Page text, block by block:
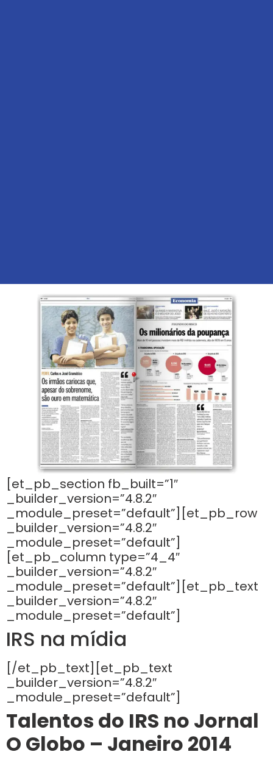
[et_pb_section fb_built=”1″
_builder_version=”4.8.2″
_module_preset=”default”][et_pb_row
_builder_version=”4.8.2″
_module_preset=”default”]
[et_pb_column type=”4_4″
_builder_version=”4.8.2″
_module_preset=”default”][et_pb_text
_builder_version=”4.8.2″
_module_preset=”default”]
IRS na mídia
[/et_pb_text][et_pb_text
_builder_version=”4.8.2″
_module_preset=”default”]
Talentos do IRS no Jornal
O Globo – Janeiro 2014